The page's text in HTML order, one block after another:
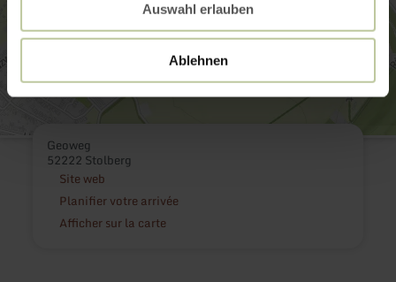
Auswahl erlauben
Ablehnen
Geoweg
52222 Stolberg
Site web
Planifier votre arrivée
Afficher sur la carte